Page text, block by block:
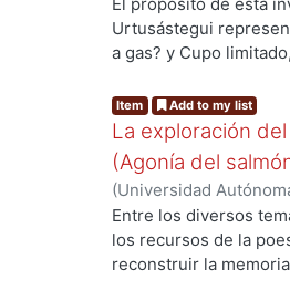
análisis
Urtusástegui
a gas? y Cupo
en Japón, en tanto en
Item Add to my list
La exploración
(Agonía del
(Universidad
de Servicios de
Entre los diversos
los recursos de la
reconstruir la